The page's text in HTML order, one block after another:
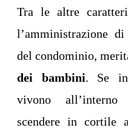
Tra le altre
l’amministrazione
del condominio,
dei bambini. Se
vivono all’interno
scendere in cortile